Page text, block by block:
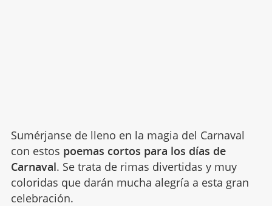
Sumérjanse de lleno en la magia del Carnaval
con estos poemas cortos para los días de
Carnaval. Se trata de rimas divertidas y muy
coloridas que darán mucha alegría a esta gran
celebración.